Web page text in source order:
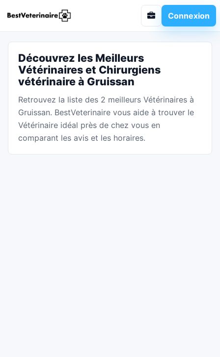
Connexion
Découvrez les Meilleurs
Vétérinaires et Chirurgiens
vétérinaire à Gruissan
Retrouvez la liste des 2 meilleurs Vétérinaires à
Gruissan. BestVeterinaire vous aide à trouver le
Vétérinaire idéal près de chez vous en
comparant les avis et les horaires.